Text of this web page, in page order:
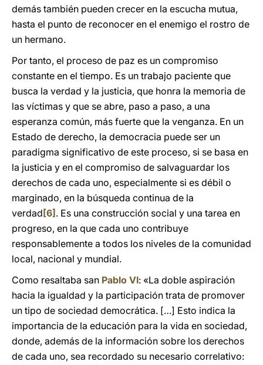
demás también pueden crecer en la escucha mutua,
hasta el punto de reconocer en el enemigo el rostro de
un hermano.
Por tanto, el proceso de paz es un compromiso
constante en el tiempo. Es un trabajo paciente que
busca la verdad y la justicia, que honra la memoria de
las víctimas y que se abre, paso a paso, a una
esperanza común, más fuerte que la venganza. En un
Estado de derecho, la democracia puede ser un
paradigma significativo de este proceso, si se basa en
la justicia y en el compromiso de salvaguardar los
derechos de cada uno, especialmente si es débil o
marginado, en la búsqueda continua de la
verdad [6] . Es una construcción social y una tarea en
progreso, en la que cada uno contribuye
responsablemente a todos los niveles de la comunidad
local, nacional y mundial.
Como resaltaba san Pablo VI: «La doble aspiración
hacia la igualdad y la participación trata de promover
un tipo de sociedad democrática. […] Esto indica la
importancia de la educación para la vida en sociedad,
donde, además de la información sobre los derechos
de cada uno, sea recordado su necesario correlativo: